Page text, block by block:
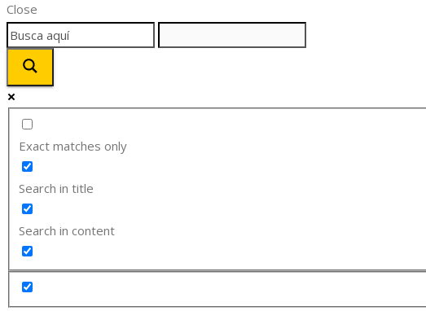
Close
Exact matches only
Search in title
Search in content